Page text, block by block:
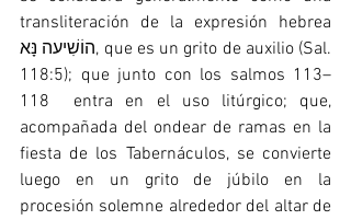
transliteración de la expresión hebrea
הוֹשִׁיעה נָּא, que es un grito de auxilio (Sal.
118:5); que junto con los salmos 113–
118  entra en el uso litúrgico; que,
acompañada del ondear de ramas en la
fiesta de los Tabernáculos, se convierte
luego en un grito de júbilo en la
procesión solemne alrededor del altar de